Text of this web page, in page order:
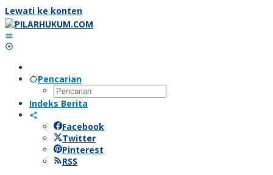
Lewati ke konten
Pencarian
Indeks Berita
Facebook
Twitter
Pinterest
RSS